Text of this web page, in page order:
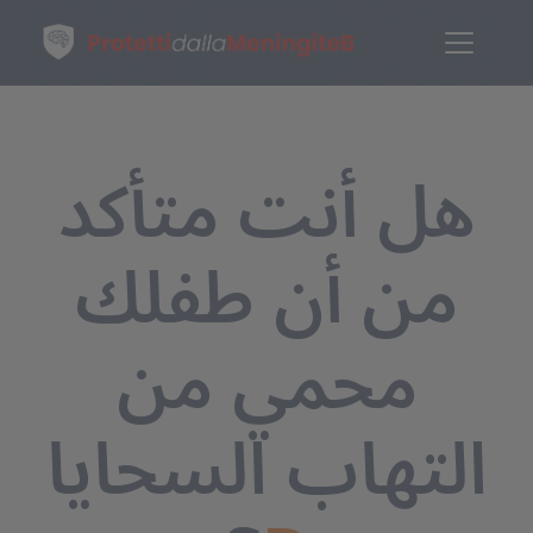
هل أنت متأكد
من أن طفلك
محمي من
التهاب السحايا